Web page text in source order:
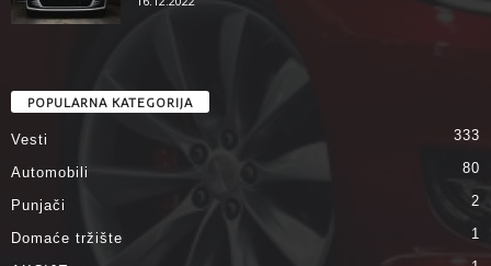
POPULARNA KATEGORIJA
Vesti 333
Automobili 80
Punjači 2
Domaće tržište 1